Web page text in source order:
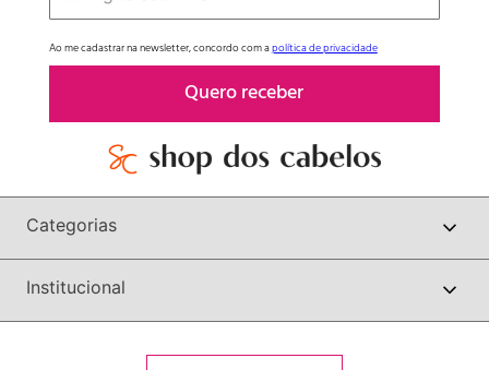
Ao me cadastrar na newsletter, concordo com apolítica de privacidade
Quero receber
Categorias
Institucional